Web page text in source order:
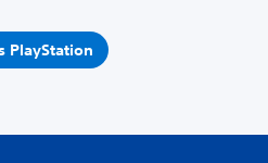
PlayStation